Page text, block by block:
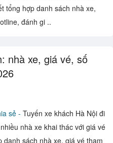
tổng hợp danh sách nhà xe,
đánh gi ..
nhà xe, giá vé, số
sẻ - Tuyến xe khách Hà Nội đi
nhà xe khai thác với giá vé
sách nhà xe, giá vé tham